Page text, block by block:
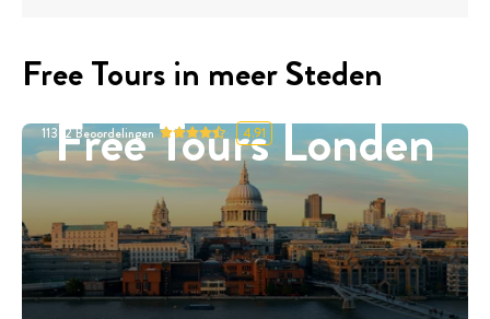
Free Tours in meer Steden
Free Tours Londen
11332Beoordelingen 4.91